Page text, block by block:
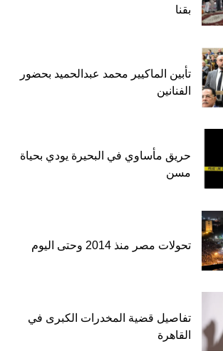
بقنا
تأبين الماكيير محمد عبدالحميد بحضور
الفنانين
حريق مأساوي في البحيرة يودي بحياة
مسن
تحولات مصر منذ 2014 وحتى اليوم
تفاصيل قضية المخدرات الكبرى في
القاهرة